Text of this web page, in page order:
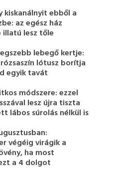
kiskanálnyit ebből a
az egész ház
lesz tőle
lebegő kertje:
lótusz borítja
egyik tavát
módszere: ezzel
lesz újra tiszta
lábos súrolás nélkül is
végéig virágik a
ha most
a 4 dolgot